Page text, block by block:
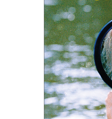
Kalabrii od
Jerzym
Serce z
zabarwieniu
życie
których